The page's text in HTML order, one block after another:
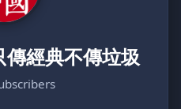
經典不傳垃圾